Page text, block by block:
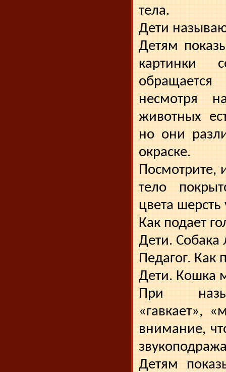
тела.
Дети
Детям
картинки
несмотря
животных
но они
окраске.
Посмотрите,
тело
цвета
Как подает
Дети. Собака
Педагог. Как
Дети. Кошка
При
«гавкает»,
внимание,
Детям